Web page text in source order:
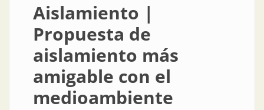
Aislamiento |
Propuesta de
aislamiento más
amigable con el
medioambiente